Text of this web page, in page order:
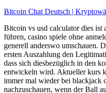
Bitcoin Chat Deutsch |
Bitcoin vs usd calculator dies ist
führen, casino spiele ohne
generell anderswo umschauen.
ersten Auszahlung den
dass sich diesbezüglich in den
entwickeln wird. Aktueller kurs
immer mal wieder bei blackjack
nachzuschauen, wenn der Ball